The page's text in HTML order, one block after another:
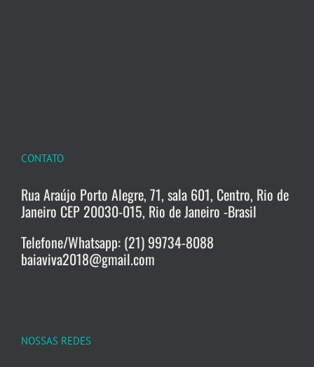
CONTATO
Rua Araújo Porto Alegre, 71, sala 601, Centro, Rio de
Janeiro CEP 20030-015, Rio de Janeiro -Brasil
Telefone/Whatsapp: (21) 99734-8088
baiaviva2018@gmail.com
NOSSAS REDES